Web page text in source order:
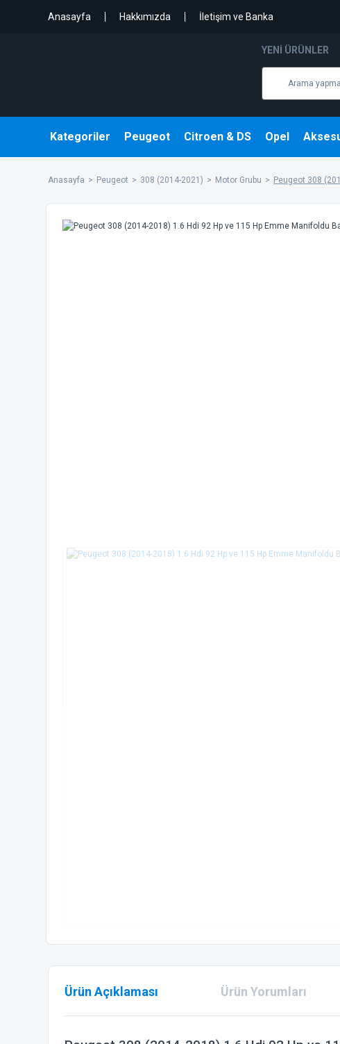
Anasayfa Hakkımızda İletişim ve Banka
YENI ÜRÜNLER
Kategoriler Peugeot Citroen & DS Opel
Anasayfa Peugeot 308 (2014-2021) Motor Grubu Peugeot 308
Ürün Açıklaması Ürün Yorumları